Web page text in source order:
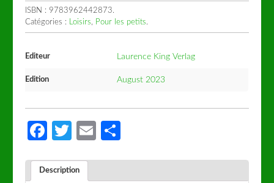
ISBN : 9783962442873.
Catégories : Loisirs, Pour les petits.
Editeur Laurence King Verlag
Edition August 2023
Facebook
Twitter
Email
Description